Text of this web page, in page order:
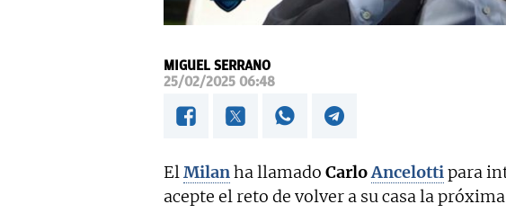
MIGUEL SERRANO
25/02/2025 06:48
ElMilanha llamado CarloAncelottipara
acepte el reto de volver a su casa la